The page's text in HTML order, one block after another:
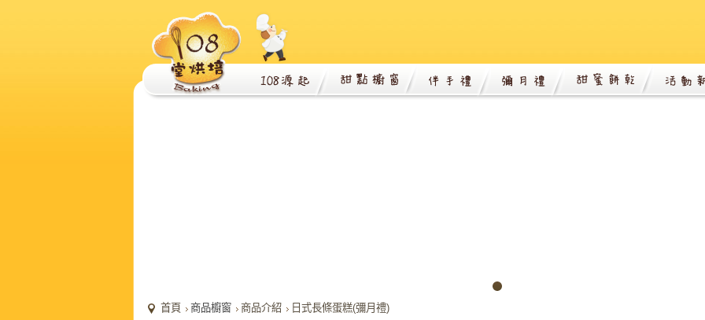
首頁 商品櫥窗 商品介紹 日式長條蛋糕(彌月禮)